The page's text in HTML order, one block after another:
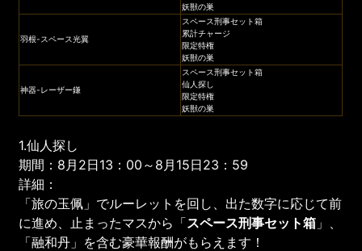
妖獣の巣
羽根-スペース光翼
スペース刑事セット箱
累計チャージ
限定特権
妖獣の巣
神器-レーザー鎌
スペース刑事セット箱
仙人探し
限定特権
妖獣の巣
1.仙人探し
期間：8月2日13：00～8月15日23：59
詳細：
「旅の玉佩」でルーレットを回し、出た数字に応じて前
に進め、止まったマスから「スペース刑事セット箱 」、
「融和丹」を含む豪華報酬がもらえます！